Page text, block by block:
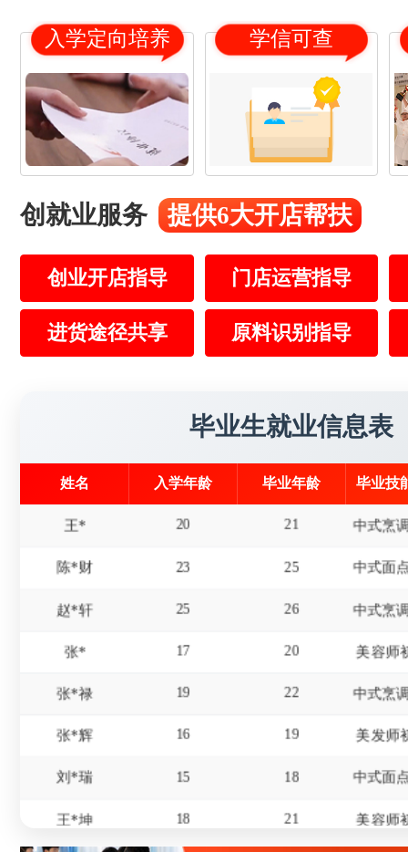
入学定向培养 学信可查
创就业服务 提供6大开店帮扶
创业开店指导 门店运营指导
进货途径共享 原料识别指导
毕业生就业信息表
姓名 入学年龄 毕业年龄 毕业技
冯* 19
赵* 20
22 美发师
王* 20 21
陈*财
赵*轩 25 26
张* 17 20 美容师
张*禄 19 22
张*辉 16 19 美发师
刘*瑞
王*坤 18 21 美容师
华*涛 20 21